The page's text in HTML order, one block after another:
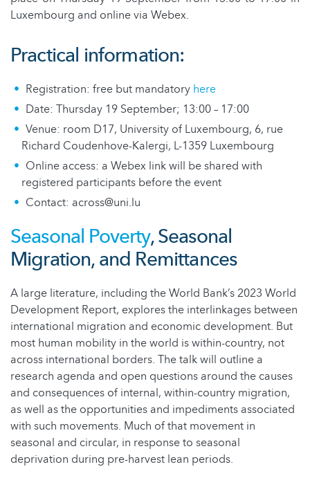
Luxembourg and online via Webex.
Practical information:
Registration: free but mandatory here
Date: Thursday 19 September; 13:00 – 17:00
Venue: room D17, University of Luxembourg, 6, rue
Richard Coudenhove-Kalergi, L-1359 Luxembourg
Online access: a Webex link will be shared with
registered participants before the event
Contact: across@uni.lu
Seasonal Poverty, Seasonal
Migration, and Remittances
A large literature, including the World Bank’s 2023 World
Development Report, explores the interlinkages between
international migration and economic development. But
most human mobility in the world is within-country, not
across international borders. The talk will outline a
research agenda and open questions around the causes
and consequences of internal, within-country migration,
as well as the opportunities and impediments associated
with such movements. Much of that movement in
seasonal and circular, in response to seasonal
deprivation during pre-harvest lean periods.